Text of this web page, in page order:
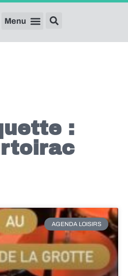
:
AGENDA LOISIRS